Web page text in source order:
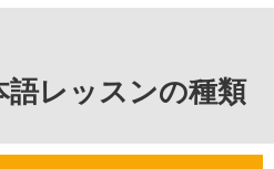
語レッスンの種類